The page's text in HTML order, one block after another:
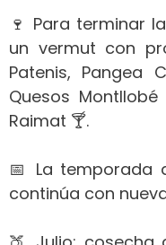
🍷 Para terminar
un vermut con
Patenis, Pangea
Quesos
Raimat 🍸.
📅 La temporada
continúa con